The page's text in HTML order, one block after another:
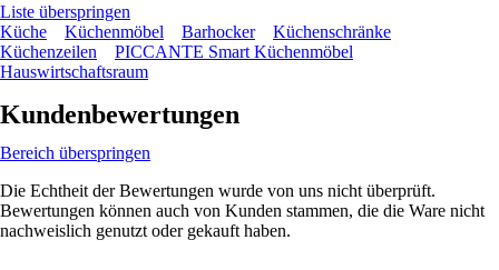
Liste überspringen
Küche
Küchenmöbel Barhocker
Küchenschränke
Küchenzeilen
PICCANTE Smart Küchenmöbel
Hauswirtschaftsraum
Kundenbewertungen
Bereich überspringen
Die Echtheit der Bewertungen wurde von uns nicht überprüft.
Bewertungen können auch von Kunden stammen, die die Ware nicht
nachweislich genutzt oder gekauft haben.